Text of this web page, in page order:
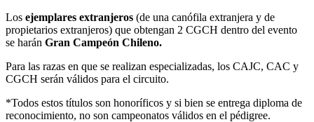
Los ejemplares extranjeros (de una canófila extranjera y de
propietarios extranjeros) que obtengan 2 CGCH dentro del evento
se harán Gran Campeón Chileno.
Para las razas en que se realizan especializadas, los CAJC, CAC y
CGCH serán válidos para el circuito.
*Todos estos títulos son honoríficos y si bien se entrega diploma de
reconocimiento, no son campeonatos válidos en el pédigree.